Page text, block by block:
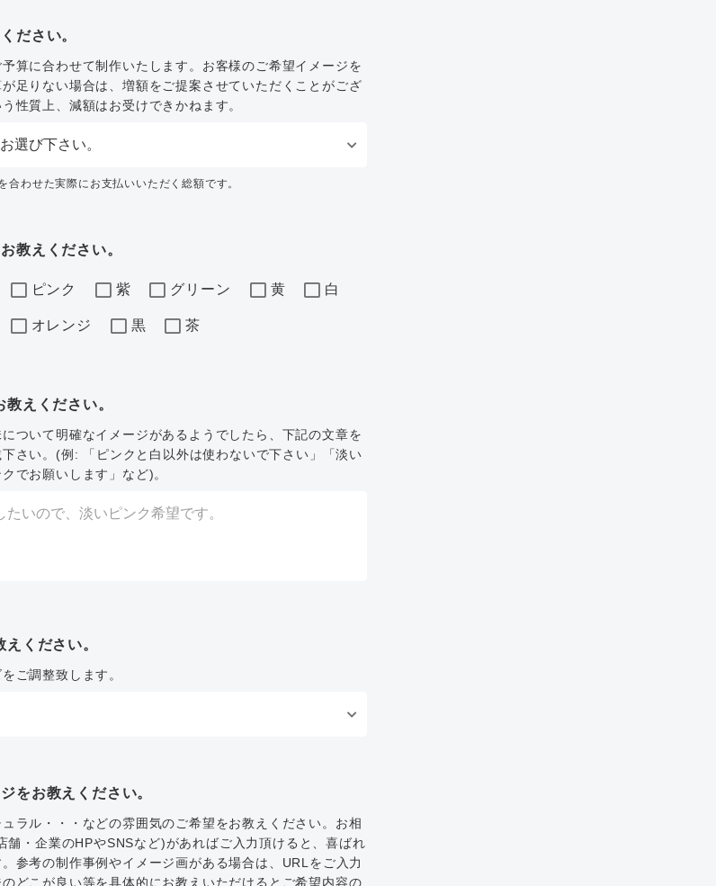
ださい。
算に合わせて制作いたします。お客様のご希望イメージを
足りない場合は、増額をご提案させていただくことがござ
性質上、減額はお受けできかねます。
わせた実際にお支払いいただく総額です。
教えください。
ピンク 紫 グリーン 黄 白
オレンジ 黒 茶
えください。
について明確なイメージがあるようでしたら、下記の文章を
さい。(例: 「ピンクと白以外は使わないで下さい」「淡い
でお願いします」など)。
ください。
ご調整致します。
をお教えください。
ラル・・・などの雰囲気のご希望をお教えください。お相
舗・企業のHPやSNSなど)があればご入力頂けると、喜ばれ
参考の制作事例やイメージ画がある場合は、URLをご入力
どこが良い等を具体的にお教えいただけるとご希望内容の